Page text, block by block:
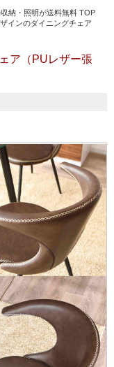
納・照明が送料無料 TOP
インのダイニングチェア
ア（PUレザー張